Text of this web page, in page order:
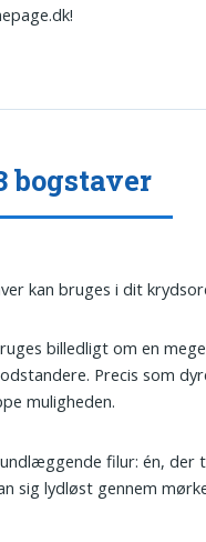
bogstaver
kan bruges i dit
billedligt om en
Precis som
muligheden.
filur: én, der
sig lydløst gennem